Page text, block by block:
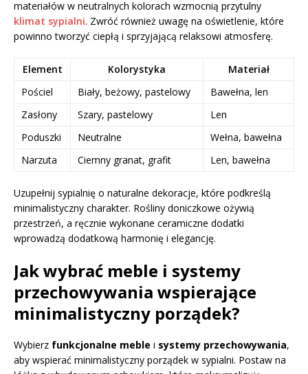
materiałów w neutralnych kolorach wzmocnią przytulny
klimat sypialni. Zwróć również uwagę na oświetlenie, które
powinno tworzyć ciepłą i sprzyjającą relaksowi atmosferę.
Element Kolorystyka
Materiał
Pościel
Biały, beżowy, pastelowy
Bawełna, len
Zasłony
Szary, pastelowy
Len
Poduszki
Neutralne
Wełna, bawełna
Narzuta
Ciemny granat, grafit Len, bawełna
Uzupełnij sypialnię o naturalne dekoracje, które podkreślą
minimalistyczny charakter. Rośliny doniczkowe ożywią
przestrzeń, a ręcznie wykonane ceramiczne dodatki
wprowadzą dodatkową harmonię i elegancję.
Jak wybrać meble i systemy
przechowywania wspierające
minimalistyczny porządek?
Wybierz funkcjonalne meble i systemy przechowywania,
aby wspierać minimalistyczny porządek w sypialni. Postaw na